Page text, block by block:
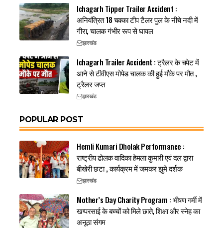
Ichagarh Tipper Trailer Accident :
अनियंत्रित 18 चक्का टीप टैलर पुल के नीचे नदी में
गीरा, चालक गंभीर रूप से घायल
झारखंड
Ichagarh Trailer Accident : ट्रैलर के चपेट में
आने से टीवीएस मोपेड चालक की हुई मौके पर मौत ,
ट्रैलर जप्त
झारखंड
POPULAR POST
Hemli Kumari Dholak Performance :
राष्ट्रीय ढोलक वादिका हेमला कुमारी एवं दल द्वारा
बीखेरी छटा , कार्यक्रम में जमकर झुमे दर्शक
झारखंड
Mother’s Day Charity Program : भीषण गर्मी में
खप्परसाई के बच्चों को मिले छाते, शिक्षा और स्नेह का
अनूठा संगम